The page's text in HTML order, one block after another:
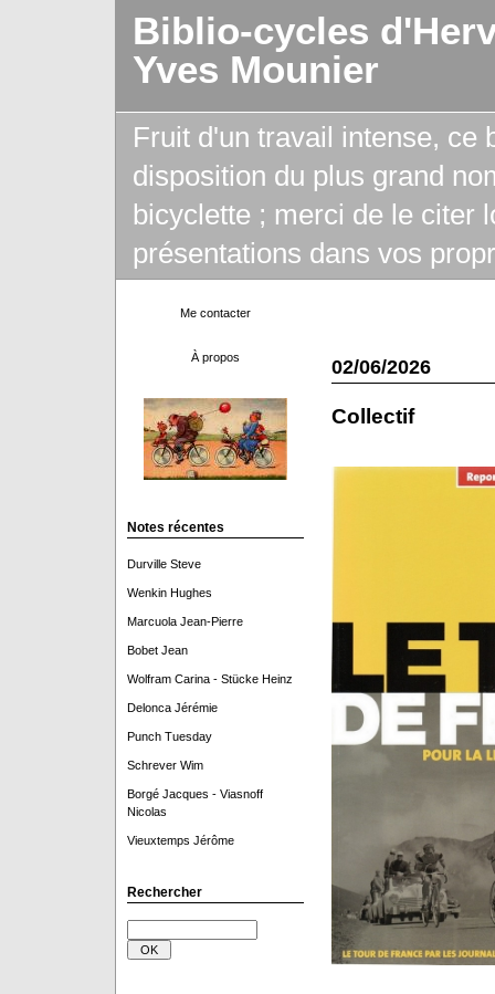
Biblio-cycles
Yves Mounier
Fruit d'un travail intense, ce
disposition du plus grand
bicyclette ; merci de le citer
présentations dans vos
Me contacter
À propos
Notes récentes
Durville Steve
Wenkin Hughes
Marcuola Jean-Pierre
Bobet Jean
Wolfram Carina - Stücke Heinz
Delonca Jérémie
Punch Tuesday
Schrever Wim
Borgé Jacques - Viasnoff
Nicolas
Vieuxtemps Jérôme
Rechercher
02/06/2026
Collectif